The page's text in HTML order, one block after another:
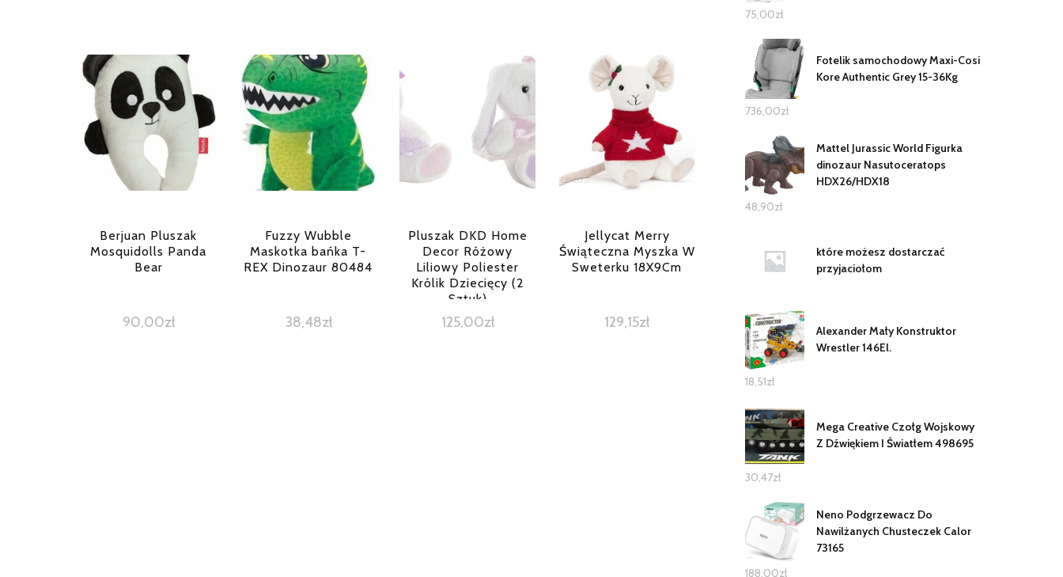
Berjuan Pluszak
Mosquidolls Panda
Bear
90,00zł
Fuzzy Wubble
Maskotka bańka T-
REX Dinozaur 80484
38,48zł
Pluszak DKD Home
Decor Różowy
Liliowy Poliester
Królik Dziecięcy (2
Sztuk)
125,00zł
Jellycat Merry
Świąteczna Myszka W
Sweterku 18X9Cm
129,15zł
75,00zł
Fotelik samochodowy Maxi-Cosi
Kore Authentic Grey 15-36Kg
736,00zł
Mattel Jurassic World Figurka
dinozaur Nasutoceratops
HDX26/HDX18
48,90zł
które możesz dostarczać
przyjaciołom
Alexander Mały Konstruktor
Wrestler 146El.
18,51zł
Mega Creative Czołg Wojskowy
Z Dźwiękiem I Światłem 498695
30,47zł
Neno Podgrzewacz Do
Nawilżanych Chusteczek Calor
73165
188,00zł